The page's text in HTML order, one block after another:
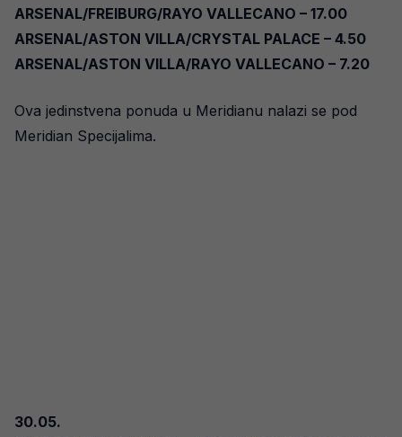
ARSENAL/FREIBURG/RAYO VALLECANO – 17.00
ARSENAL/ASTON VILLA/CRYSTAL PALACE – 4.50
ARSENAL/ASTON VILLA/RAYO VALLECANO – 7.20
Ova jedinstvena ponuda u Meridianu nalazi se pod
Meridian Specijalima.
30.05.